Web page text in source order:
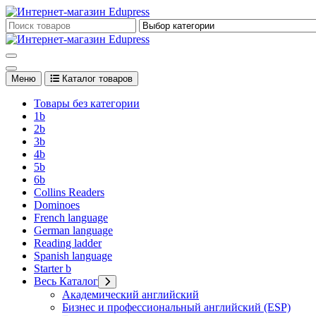
Перейти
к
содержимому
Edupress Uzbekistan, Edupress Узбекистан, книги, учебники на
Меню Каталог товаров
Товары без категории
1b
2b
3b
4b
5b
6b
Collins Readers
Dominoes
French language
German language
Reading ladder
Spanish language
Starter b
Весь Каталог
Академический английский
Бизнес и профессиональный английский (ESP)